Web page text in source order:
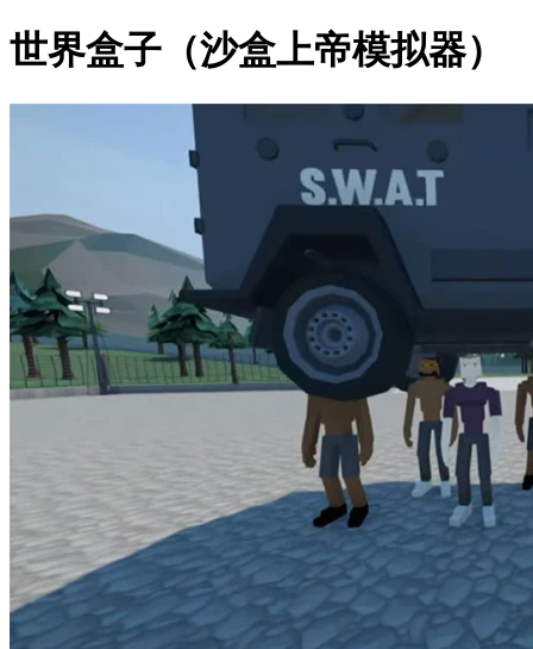
世界盒子（沙盒上帝模拟器）